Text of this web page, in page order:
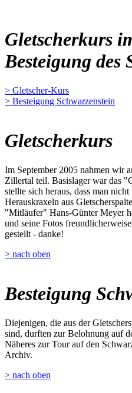
Gletscherkurs
Besteigung des
> Gletscher-Kurs
> Besteigung Schwarzenstein
Gletscherkurs
Im September 2005 nahmen wir
Zillertal teil. Basislager war das
stellte sich heraus, dass man
Herauskraxeln aus
"Mitläufer" Hans-Günter Meyer
und seine Fotos
gestellt - danke!
> nach oben
Besteigung
Diejenigen, die aus der
sind, durften zur Belohnung auf
Näheres zur Tour auf den
Archiv.
> nach oben